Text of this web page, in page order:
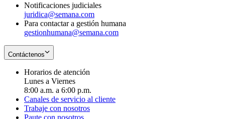
Notificaciones judiciales
juridica@semana.com
Para contactar a gestión humana
gestionhumana@semana.com
Contáctenos
Horarios de atención
Lunes a Viernes
8:00 a.m. a 6:00 p.m.
Canales de servicio al cliente
Trabaje con nosotros
Paute con nosotros